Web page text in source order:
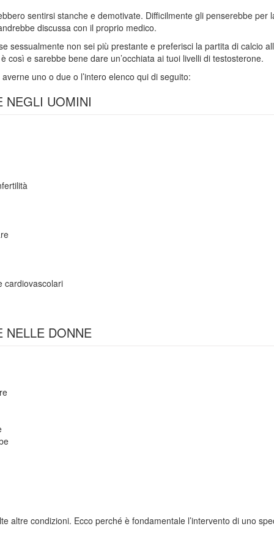
sentirsi stanche e demotivate. Difficilmente gli penserebbe
discussa con il proprio medico.
sessualmente non sei più prestante e preferisci la partita di calcio
così e sarebbe bene dare un’occhiata ai tuoi livelli di testosterone.
uno o due o l’intero elenco qui di seguito:
NEGLI UOMINI
cardiovascolari
NELLE DONNE
altre condizioni. Ecco perché è fondamentale l’intervento di uno